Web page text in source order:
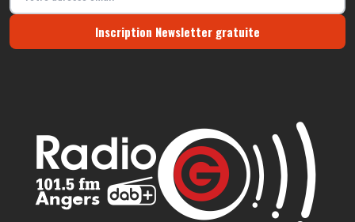
Inscription Newsletter gratuite